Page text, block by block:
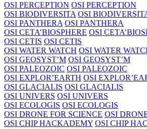
OSI PERCEPTION OSI PERCEPTION
OSI BIODIVERSITA OSI
OSI PANTHERA OSI PANTHERA
OSI CETA’BIOSPHERE OSI
OSI CETIS OSI CETIS
OSI WATER WATCH OSI WATER
OSI GEOSYST’M OSI GEOSYST’M
OSI PALEOZOIC OSI PALEOZOIC
OSI EXPLOR’EARTH OSI
OSI GLACIALIS OSI GLACIALIS
OSI UNIVERS OSI UNIVERS
OSI ECOLOGIS OSI ECOLOGIS
OSI DRONE FOR SCIENCE OSI
OSI CHIP HACKADEMY OSI CHIP